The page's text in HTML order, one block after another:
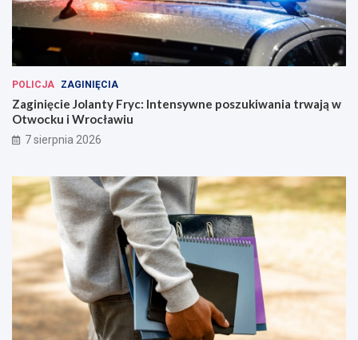
POLICJA ZAGINIĘCIA
Zaginięcie Jolanty Fryc: Intensywne poszukiwania trwają w
Otwocku i Wrocławiu
7 sierpnia 2026